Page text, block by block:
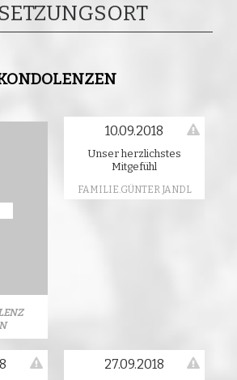
10.09.2018
Unser herzlichstes
Mitgefühl
FAMILIE.GÜNTER JANDL
27.09.2018